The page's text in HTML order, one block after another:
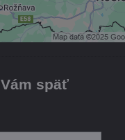
obsah v novom okne
späť